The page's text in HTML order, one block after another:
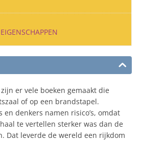
EIGENSCHAPPEN
er vele boeken gemaakt die
of op een brandstapel.
en denkers namen risico’s, omdat
te vertellen sterker was dan de
Dat leverde de wereld een rijkdom